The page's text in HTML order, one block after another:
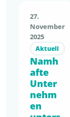
Directive
(SUPD)
haben
wir
unsere
Stellung
nahme
eingereic
27.
November
2025
Aktuell
Namh
afte
Unter
nehm
en